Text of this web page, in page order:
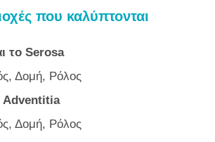
που καλύπτονται
το Serosa
Δομή, Ρόλος
Adventitia
Δομή, Ρόλος